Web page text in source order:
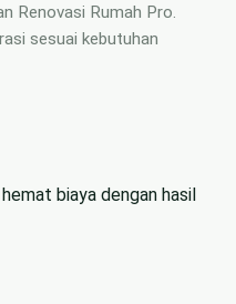
Renovasi Rumah Pro.
sesuai kebutuhan
biaya dengan hasil